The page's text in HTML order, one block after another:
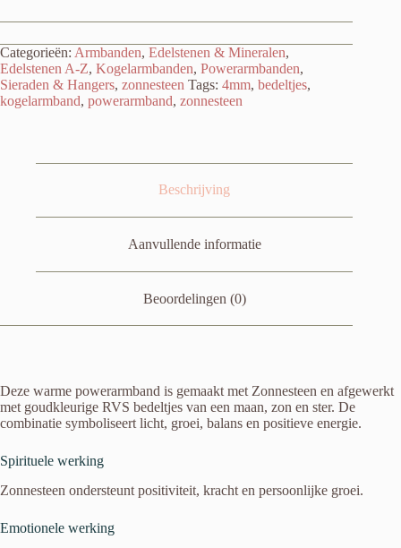
Categorieën: Armbanden, Edelstenen & Mineralen,
Edelstenen A-Z, Kogelarmbanden, Powerarmbanden,
Sieraden & Hangers, zonnesteen Tags: 4mm, bedeltjes,
kogelarmband, powerarmband, zonnesteen
Beschrijving
Aanvullende informatie
Beoordelingen (0)
Deze warme powerarmband is gemaakt met Zonnesteen en afgewerkt
met goudkleurige RVS bedeltjes van een maan, zon en ster. De
combinatie symboliseert licht, groei, balans en positieve energie.
Spirituele werking
Zonnesteen ondersteunt positiviteit, kracht en persoonlijke groei.
Emotionele werking